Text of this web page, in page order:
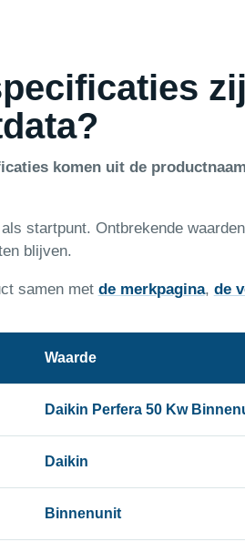
komen uit de
startpunt. Ontbrekende
blijven.
samen met de merkpagina, de
Waarde
Daikin Perfera 50 Kw
Daikin
Binnenunit